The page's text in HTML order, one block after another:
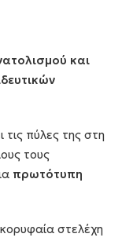
και
τις πύλες της στη
τους
πρωτότυπη
στελέχη